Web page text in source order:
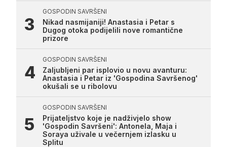
GOSPODIN SAVRŠENI
Nikad nasmijaniji! Anastasia i Petar s
Dugog otoka podijelili nove romantične
prizore
GOSPODIN SAVRŠENI
Zaljubljeni par isplovio u novu avanturu:
Anastasia i Petar iz 'Gospodina Savršenog'
okušali se u ribolovu
GOSPODIN SAVRŠENI
Prijateljstvo koje je nadživjelo show
'Gospodin Savršeni': Antonela, Maja i
Soraya uživale u večernjem izlasku u
Splitu